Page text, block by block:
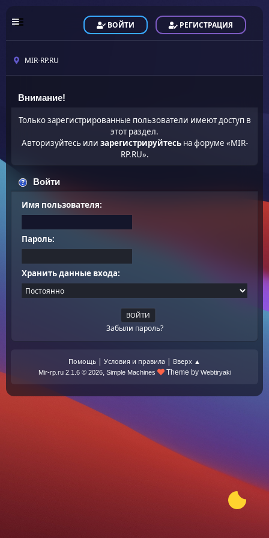
ВОЙТИ РЕГИСТРАЦИЯ
MIR-RP.RU
Внимание!
Только зарегистрированные пользователи имеют доступ в
этот раздел.
Авторизуйтесь или зарегистрируйтесьна форуме «MIR-
RP.RU».
Войти
Имя пользователя:
Пароль:
Хранить данные входа:
Забыли пароль?
Помощь | Условия и правила | Вверх ▲
Mir-rp.ru 2.1.6 © 2026, Simple Machines Theme by Webtiryaki